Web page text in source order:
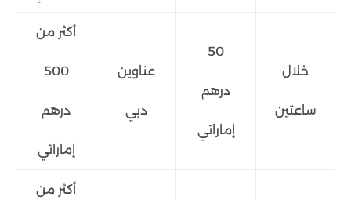
خلال
ساعتين
50
درهم
إماراتي
عناوين
دبي
أكثر من
500
درهم
إماراتي
أكثر من